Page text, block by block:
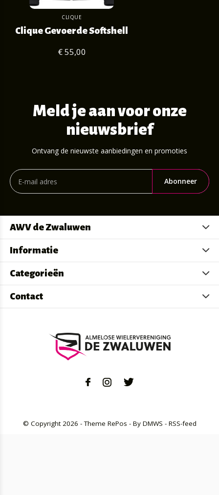
CLIQUE
Clique Gevoerde Softshell
€ 55,00
Meld je aan voor onze
nieuwsbrief
Ontvang de nieuwste aanbiedingen en promoties
Abonneer
AWV de Zwaluwen
Informatie
Categorieën
Contact
© Copyright2026 - Theme RePos - By DMWS - RSS-feed